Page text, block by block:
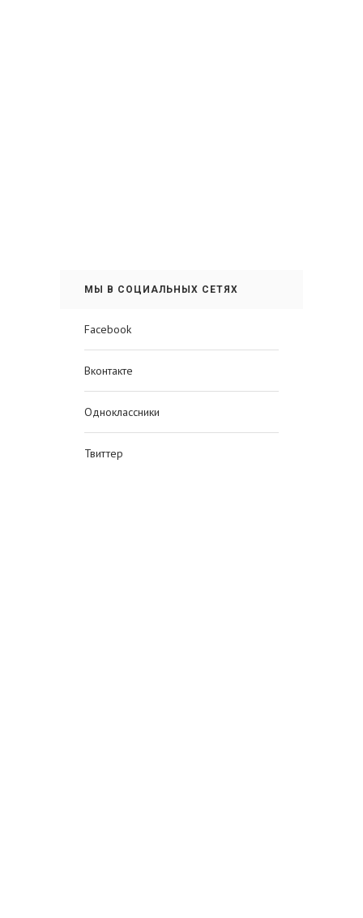
МЫ В СОЦИАЛЬНЫХ СЕТЯХ
Facebook
Вконтакте
Одноклассники
Твиттер